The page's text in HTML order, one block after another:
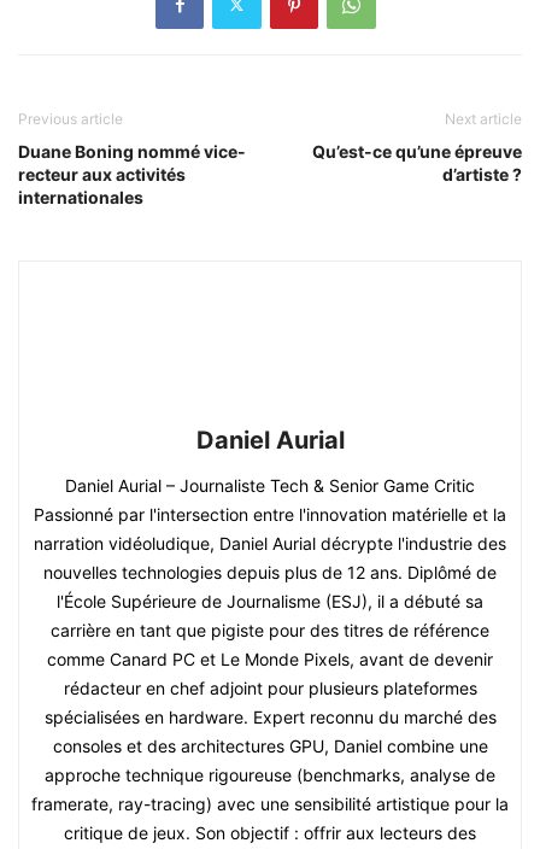
Previous article
Duane Boning nommé vice-
recteur aux activités
internationales
Next article
Qu’est-ce qu’une épreuve
d’artiste ?
Daniel Aurial
Daniel Aurial – Journaliste Tech & Senior Game Critic
Passionné par l'intersection entre l'innovation matérielle et la
narration vidéoludique, Daniel Aurial décrypte l'industrie des
nouvelles technologies depuis plus de 12 ans. Diplômé de
l'École Supérieure de Journalisme (ESJ), il a débuté sa
carrière en tant que pigiste pour des titres de référence
comme Canard PC et Le Monde Pixels, avant de devenir
rédacteur en chef adjoint pour plusieurs plateformes
spécialisées en hardware. Expert reconnu du marché des
consoles et des architectures GPU, Daniel combine une
approche technique rigoureuse (benchmarks, analyse de
framerate, ray-tracing) avec une sensibilité artistique pour la
critique de jeux. Son objectif : offrir aux lecteurs des